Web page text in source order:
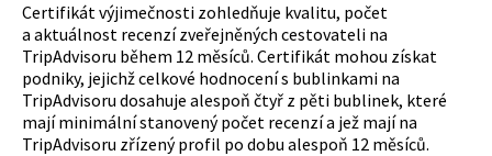
Certifikát výjimečnosti zohledňuje kvalitu, počet
a aktuálnost recenzí zveřejněných cestovateli na
TripAdvisoru během 12 měsíců. Certifikát mohou získat
podniky, jejichž celkové hodnocení s bublinkami na
TripAdvisoru dosahuje alespoň čtyř z pěti bublinek, které
mají minimální stanovený počet recenzí a jež mají na
TripAdvisoru zřízený profil po dobu alespoň 12 měsíců.